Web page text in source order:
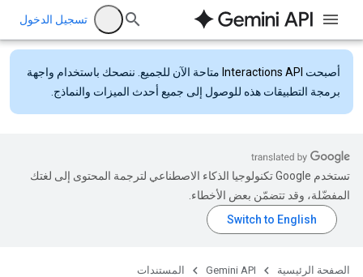
تسجيل الدخول
أصبحت Interactions API متاحة الآن للجميع. ننصحك باستخدام واجهة
برمجة التطبيقات هذه للوصول إلى جميع أحدث الميزات والنماذج.
تستخدم Google تكنولوجيا الذكاء الاصطناعي لترجمة المحتوى إلى لغتك
المفضّلة، وقد تتضمّن بعض الأخطاء.
الصفحة الرئيسية Gemini API المستندات